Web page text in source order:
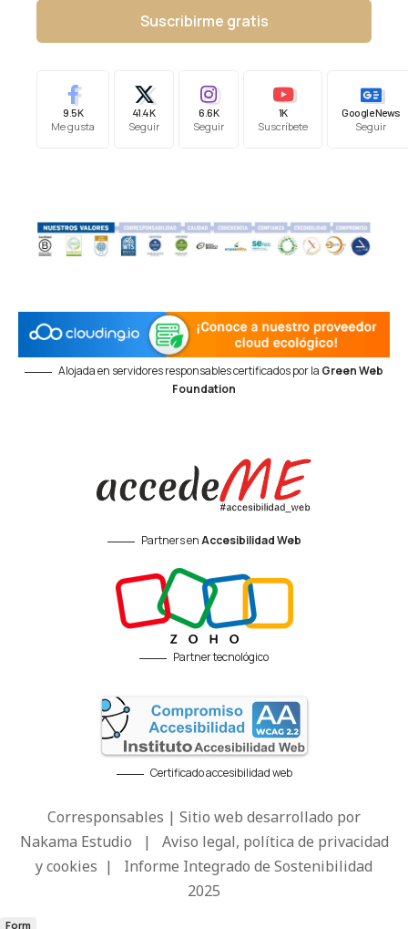
Suscribirme gratis
9.5K
Me gusta
41.4K
Seguir
6.6K
Seguir
1K
Suscríbete
Google News
Seguir
Alojada en servidores responsables certificados por la Green Web
Foundation
Partners enAccesibilidad Web
Partner tecnológico
Certificado accesibilidad web
Corresponsables | Sitio web desarrollado por
Nakama Estudio | Aviso legal, política de privacidad
y cookies | Informe Integrado de Sostenibilidad
2025
Form